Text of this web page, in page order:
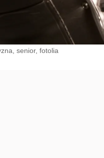
senior, fotolia